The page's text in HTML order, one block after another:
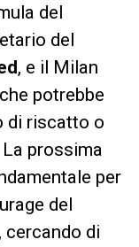
del
del
, e il Milan
potrebbe
di riscatto o
prossima
per
del
cercando di